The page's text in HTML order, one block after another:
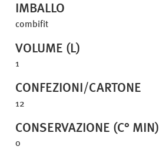
IMBALLO
combifit
VOLUME (L)
1
CONFEZIONI/CARTONE
12
CONSERVAZIONE (C° MIN)
0